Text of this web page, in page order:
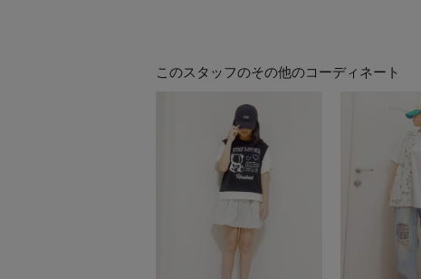
このスタッフのその他のコーディネート